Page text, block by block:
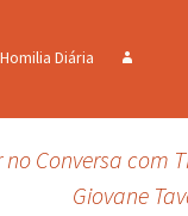
Homilia Diária
Conversa com
Giovane